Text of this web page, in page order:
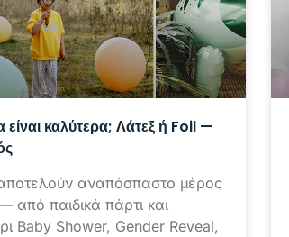
είναι καλύτερα; Λάτεξ ή Foil —
αναπόσπαστο μέρος
από παιδικά πάρτι και
Baby Shower, Gender Reveal,